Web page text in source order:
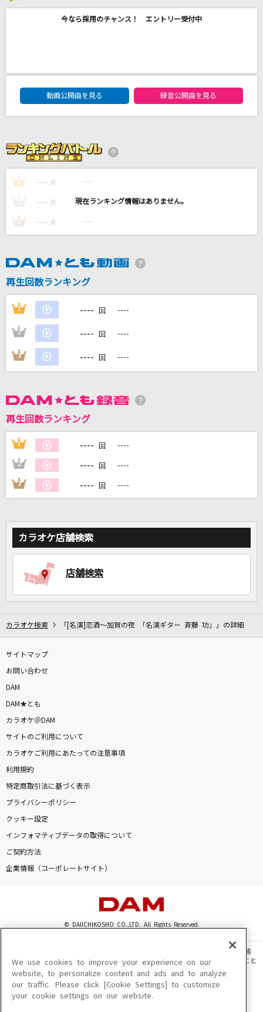
YESTERDAY LOVE
まふまふ
恋
back number
カラオケをもっと楽しもう！
自宅でカラオケ歌い放題！
今なら採用のチャンス！ エントリー受付中
DAM★ともボーカルエントリーランキング
動画公開曲を見る
録音公開曲を見る
1 ---- 点 ----
---- 点 ----
3 ---- 点 ----
再生回数ランキング
1 ---- 回 ----
2 ---- 回 ----
3 ---- 回 ----
再生回数ランキング
1 ---- 回 ----
2 ---- 回 ----
3 ---- 回 ----
カラオケ店舗検索
店舗検索
カラオケ検索 「[名演]恋酒～加賀の夜 「名演ギター 斉藤 功」」の詳細
サイトマップ
お問い合わせ
DAM
DAM★とも
カラオケ＠DAM
サイトのご利用について
カラオケご利用にあたっての注意事項
利用規約
特定商取引法に基づく表示
プライバシーポリシー
クッキー設定
インフォマティブデータの取得について
ご契約方法
企業情報（コーポレートサイト）
© DAIICHIKOSHO CO.,LTD. All Rights Reserved.
このサイトに掲載されている一切の文章・画像・写真・動画・音声等を、手段や形態
を問わず、著作権法の定める範囲を超えて無断で複製、転載、ファイル化などすること
を禁じます。
楽曲及びコンテンツは、機種によりご利用いただけない場合があります。
楽曲及びコンテンツの配信日、配信内容が変更になる場合があります。
We use cookies to improve your experience on our
website, to personalize content and ads and to analyze
our traffic. Please click [Cookie Settings] to customize
your cookie settings on our website.